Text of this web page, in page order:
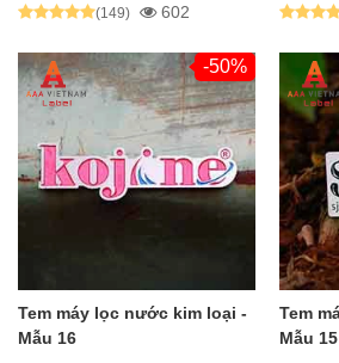
(149) 602
-50%
Tem máy lọc nước kim loại -
Mẫu 16
Tem
Mẫu 15